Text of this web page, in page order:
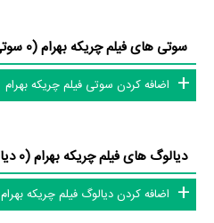
سوتی های فیلم چریکه بهرام (0 سوتی)
اضافه کردن سوتی فیلم چریکه بهرام
دیالوگ های فیلم چریکه بهرام (0 دیالوگ)
اضافه کردن دیالوگ فیلم چریکه بهرام